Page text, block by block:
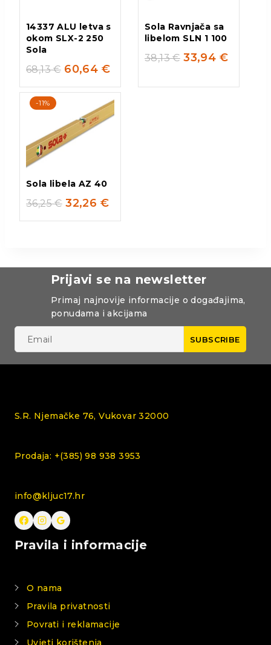
14337 ALU letva s
okom SLX-2 250
Sola
68,13€ 60,64 €
Sola Ravnjača sa
libelom SLN 1 100
38,13€ 33,94 €
-11%
Sola libela AZ 40
36,25€ 32,26 €
Prijavi se na newsletter
Primaj najnovije informacije o događajima,
ponudama i akcijama
S.R. Njemačke 76, Vukovar 32000
Prodaja: +(385) 98 938 3953
info@kljuc17.hr
Pravila i informacije
O nama
Pravila privatnosti
Povrati i reklamacije
Uvjeti korištenja